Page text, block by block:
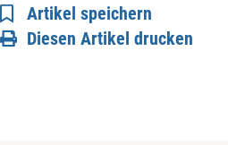
Artikel speichern
Diesen Artikel drucken